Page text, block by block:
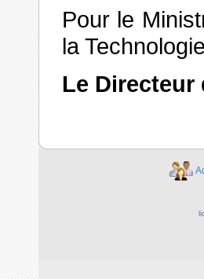
Pour le
la Technologie
Le Directeur